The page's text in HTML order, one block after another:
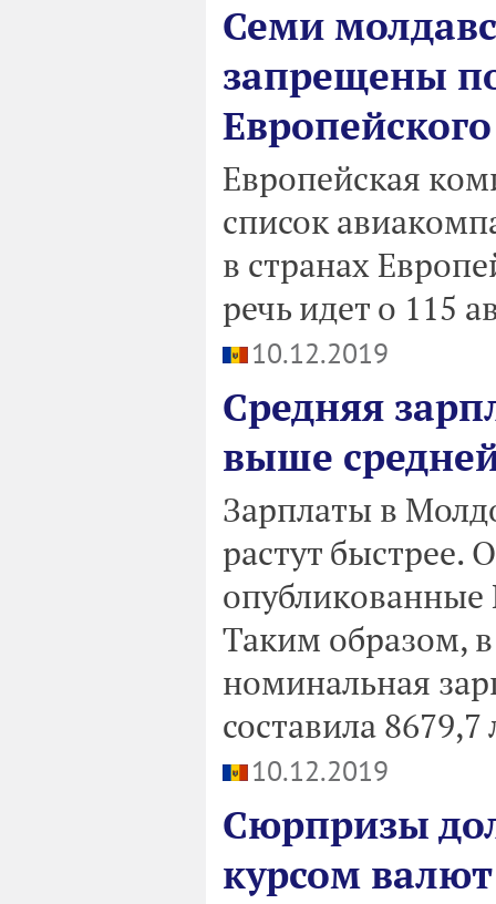
Семи
запрещены
Европейская
список
в странах
речь идет о 115
10.12.2019
Средняя
выше
Зарплаты в
растут быстрее.
Таким образом,
номинальная
составила 8679,7
10.12.2019
Сюрпризы
курсом